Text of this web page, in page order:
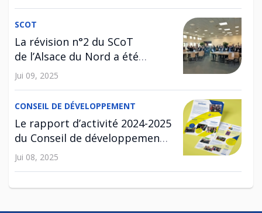
SCOT
La révision n°2 du SCoT
de l’Alsace du Nord a été
approuvée !
Jui 09, 2025
CONSEIL DE DÉVELOPPEMENT
Le rapport d’activité 2024-2025
du Conseil de développement
est disponible !
Jui 08, 2025
SCOT